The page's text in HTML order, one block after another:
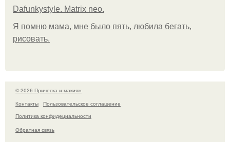
Dafunkystyle. Matrix neo.
Я помню мама, мне было пять, любила бегать,
рисовать.
© 2026 Прическа и макияж
Контакты
Пользовательское соглашение
Политика конфидециальности
Обратная связь